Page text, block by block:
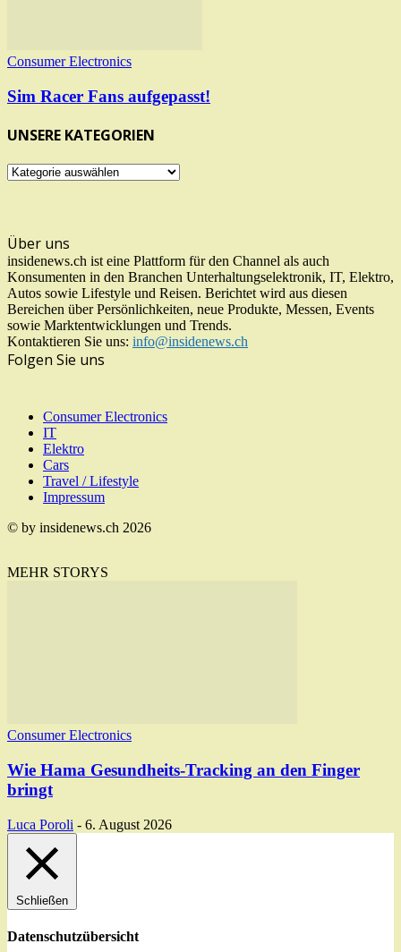
Consumer Electronics
Sim Racer Fans aufgepasst!
UNSERE KATEGORIEN
UNSERE
Über uns
insidenews.ch ist eine Plattform für den Channel als auch
Konsumenten in den Branchen Unterhaltungselektronik, IT, Elektro,
Autos sowie Lifestyle und Reisen. Berichtet wird aus diesen
Bereichen über Persönlichkeiten, neue Produkte, Messen, Events
sowie Marktentwicklungen und Trends.
Kontaktieren Sie uns: info@insidenews.ch
Folgen Sie uns
Consumer Electronics
IT
Elektro
Cars
Travel / Lifestyle
Impressum
© by insidenews.ch 2026
MEHR STORYS
Consumer Electronics
Wie Hama Gesundheits-Tracking an den Finger
bringt
Luca Poroli - 6. August 2026
Schließen
Datenschutzübersicht